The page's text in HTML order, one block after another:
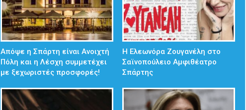
Απόψε η Σπάρτη είναι Ανοιχτή
Πόλη και η Λέσχη συμμετέχει
με ξεχωριστές προσφορές!
Η Ελεωνόρα Ζουγανέλη στο
Σαϊνοπούλειο Αμφιθέατρο
Σπάρτης